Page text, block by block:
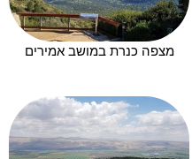
מצפה כנרת במושב אמירים